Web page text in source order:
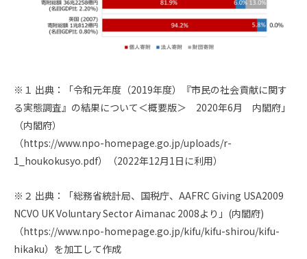
※１ 出典：「令和元年度（2019年度）『市民の社会貢献に関す
る実態調査』の結果について＜概要版＞ 2020年6月 内閣府」
（内閣府）
（https://www.npo-homepage.go.jp/uploads/r-
1_houkokusyo.pdf）（2022年12月1日に利用）
※２ 出典：「総務省統計局、国税庁、AAFRC Giving USA2009
NCVO UK Voluntary Sector Aimanac 2008より」(内閣府)
（https://www.npo-homepage.go.jp/kifu/kifu-shirou/kifu-
hikaku）を加工して作成